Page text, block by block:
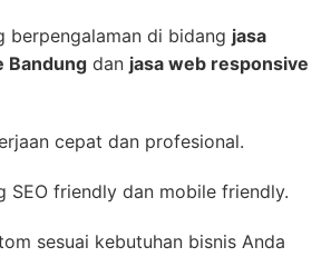
berpengalaman di bidang jasa
Bandung dan jasa web responsive
cepat dan profesional.
SEO friendly dan mobile friendly.
sesuai kebutuhan bisnis Anda